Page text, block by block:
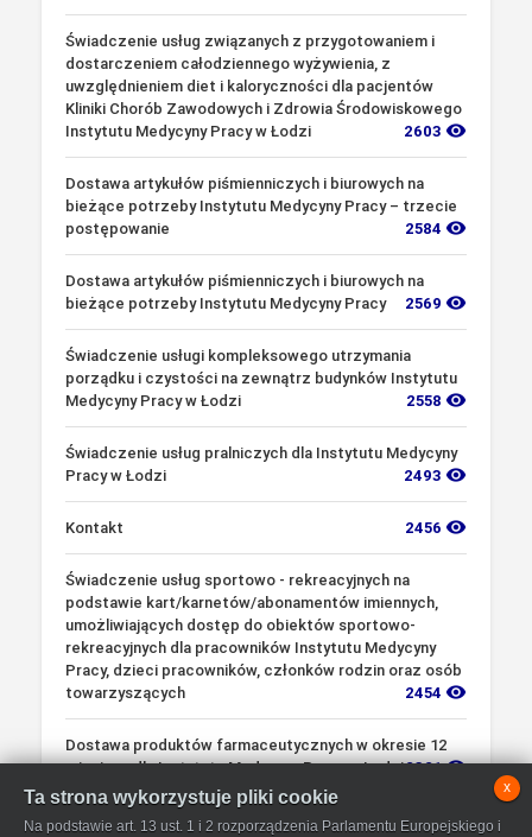
Świadczenie usług związanych z przygotowaniem i
dostarczeniem całodziennego wyżywienia, z
uwzględnieniem diet i kaloryczności dla pacjentów
Kliniki Chorób Zawodowych i Zdrowia Środowiskowego
Instytutu Medycyny Pracy w Łodzi
2603 visibility
Dostawa artykułów piśmienniczych i biurowych na
bieżące potrzeby Instytutu Medycyny Pracy – trzecie
postępowanie
2584 visibility
Dostawa artykułów piśmienniczych i biurowych na
bieżące potrzeby Instytutu Medycyny Pracy
2569 visibility
Świadczenie usługi kompleksowego utrzymania
porządku i czystości na zewnątrz budynków Instytutu
Medycyny Pracy w Łodzi
2558 visibility
Świadczenie usług pralniczych dla Instytutu Medycyny
Pracy w Łodzi
2493 visibility
Kontakt 2456 visibility
Świadczenie usług sportowo - rekreacyjnych na
podstawie kart/karnetów/abonamentów imiennych,
umożliwiających dostęp do obiektów sportowo-
rekreacyjnych dla pracowników Instytutu Medycyny
Pracy, dzieci pracowników, członków rodzin oraz osób
towarzyszących
2454 visibility
Dostawa produktów farmaceutycznych w okresie 12
miesięcy dla Instytutu Medycyny Pracy w Łodzi2321visibility
ZAKUP I DOSTAWA ŚRODKÓW HIGIENICZNYCH,
Ta strona wykorzystuje pliki cookie
Na podstawie art. 13 ust. 1 i 2 rozporządzenia Parlamentu Europejskiego i
x